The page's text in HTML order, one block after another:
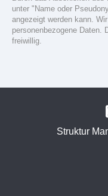
unter "Name oder
angezeigt werden kann.
personenbezogene Daten.
freiwillig.
Struktur